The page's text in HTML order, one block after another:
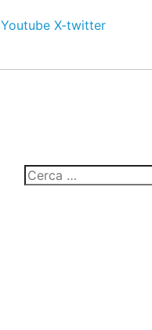
Youtube X-twitter